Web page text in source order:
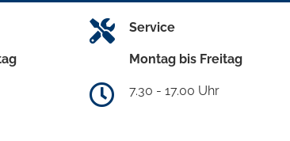
Service
Montag bis Freitag
7.30 - 17.00 Uhr